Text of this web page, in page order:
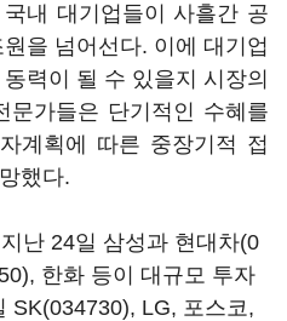
내 대기업들이 사흘간 공
을 넘어선다. 이에 대기업
력이 될 수 있을지 시장의
문가들은 단기적인 수혜를
계획에 따른 중장기적 접
했다.
난 24일 삼성과 현대차(0
, 한화 등이 대규모 투자
SK(034730), LG, 포스코,